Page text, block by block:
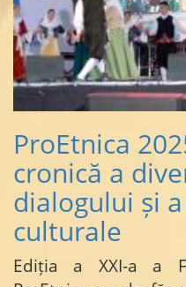
ProEtnica
cronică a
dialogului și
culturale
Ediția a XXI-a a